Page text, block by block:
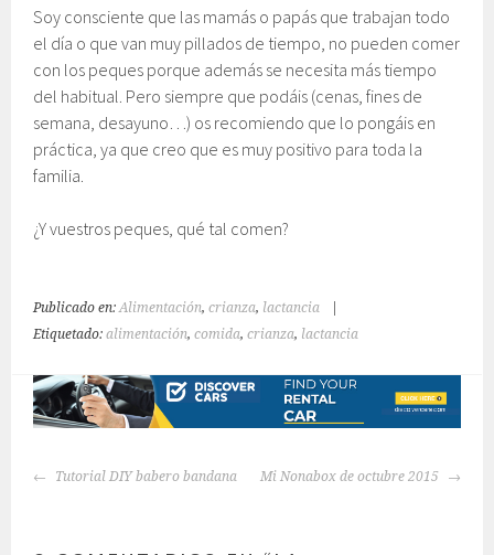
Soy consciente que las mamás o papás que trabajan todo
el día o que van muy pillados de tiempo, no pueden comer
con los peques porque además se necesita más tiempo
del habitual. Pero siempre que podáis (cenas, fines de
semana, desayuno…) os recomiendo que lo pongáis en
práctica, ya que creo que es muy positivo para toda la
familia.
¿Y vuestros peques, qué tal comen?
Publicado en:Alimentación,crianza, lactancia
Etiquetado:alimentación,comida,crianza, lactancia
NAVEGACIÓN
Tutorial DIY babero bandana Mi Nonabox de octubre 2015